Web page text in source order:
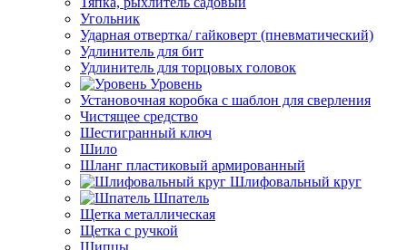
Угольник
Ударная отвертка/ гайковерт (пневматический)
Удлинитель для бит
Удлинитель для торцовых головок
Уровень
Установочная коробка с шаблон для сверления
Чистящее средство
Шестигранный ключ
Шило
Шланг пластиковый армированный
Шлифовальный круг
Шпатель
Щетка металлическая
Щетка с ручкой
Щипцы